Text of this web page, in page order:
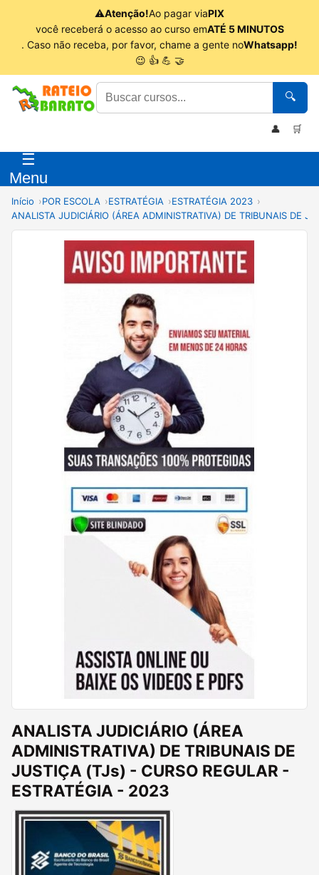
⚠Atenção!Ao pagar viaPIX
você receberá o acesso ao curso emATÉ 5 MINUTOS
. Caso não receba, por favor, chame a gente noWhatsapp!
😉 👍 💪 🤝
🔍
👤 🛒
☰
Menu
Início POR ESCOLA ESTRATÉGIA
ESTRATÉGIA 2023
ANALISTA JUDICIÁRIO (ÁREA ADMINISTRATIVA) DE TRIBUNAIS DE
ANALISTA JUDICIÁRIO (ÁREA
ADMINISTRATIVA) DE TRIBUNAIS DE
JUSTIÇA (TJs) - CURSO REGULAR -
ESTRATÉGIA - 2023